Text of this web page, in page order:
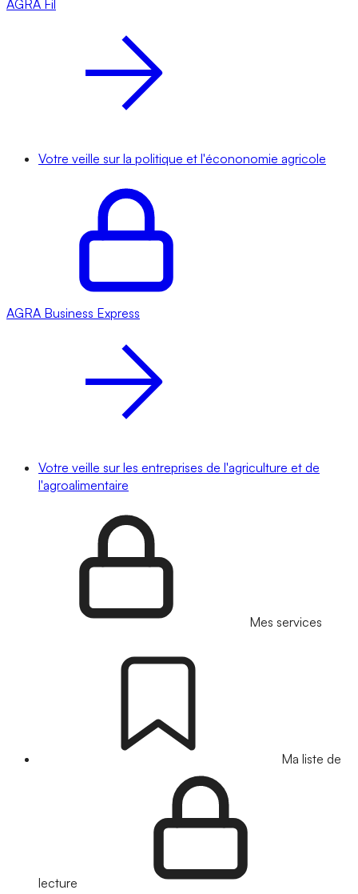
AGRA Fil
Votre veille sur la politique et l'écononomie agricole
AGRA Business Express
Votre veille sur les entreprises de l'agriculture et de
l'agroalimentaire
Mes services
Ma liste de
lecture